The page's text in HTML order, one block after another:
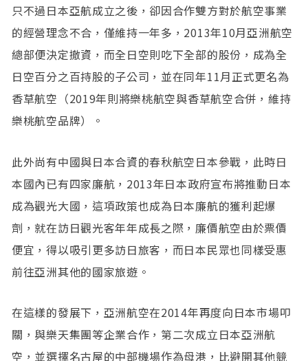
只不過日本亞航成立之後，卻因合作雙方對於航空事業
的經營理念不合，僅維持一年多，2013年10月亞洲航空
總部便決定撤資，而全日空則吃下全部的股份，成為全
日空百分之百持股的子公司，並在同年11月正式更名為
香草航空（2019年則將樂桃航空與香草航空合併，維持
樂桃航空品牌）。
此外尚有中國與日本合資的春秋航空日本參戰，此時日
本國內已有四家廉航，2013年日本政府宣布將推動日本
成為觀光大國，這項政策也成為日本廉航的獲利起爆
劑，就在訪日觀光客年年成長之際，廉價航空由於票價
便宜，得以吸引更多訪日旅客，而日本民眾也同樣受惠
前往亞洲其他的國家旅遊。
在這樣的發展下，亞洲航空在2014年再度向日本市場叩
關，與樂天集團等企業合作，第二次成立日本亞洲航
空，並選擇名古屋的中部機場作為母港，比避開其他競